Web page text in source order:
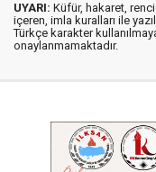
UYARI: Küfür, hakaret,
içeren, imla kuralları ile
Türkçe karakter
onaylanmamaktadır.